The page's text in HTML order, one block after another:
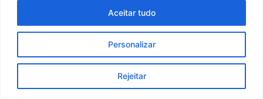
Personalizar
Rejeitar
Aceitar tudo